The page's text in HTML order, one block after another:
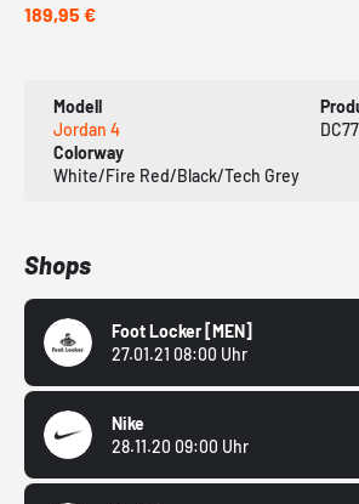
189,95 €
Modell
Jordan 4
Colorway
White/Fire Red/Black/Tech Grey
Shops
Foot Locker [MEN]
27.01.21 08:00 Uhr
Nike
28.11.20 09:00 Uhr